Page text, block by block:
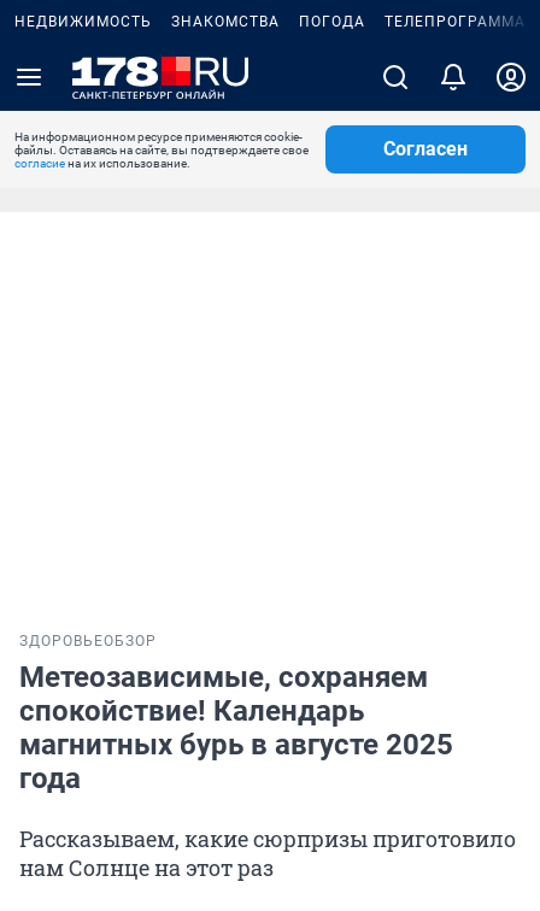
НЕДВИЖИМОСТЬ ЗНАКОМСТВА ПОГОДА ТЕЛЕПРОГРАММА
На информационном ресурсе применяются cookie-
файлы. Оставаясь на сайте, вы подтверждаете свое
согласиена их использование.
Согласен
ЗДОРОВЬЕОБЗОР
Метеозависимые, сохраняем
спокойствие! Календарь
магнитных бурь в августе 2025
года
Рассказываем, какие сюрпризы приготовило
нам Солнце на этот раз